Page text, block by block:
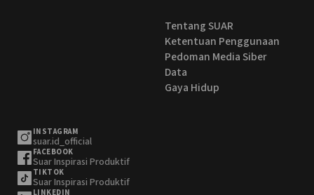
Tentang SUAR
Ketentuan Penggunaan
Pedoman Media Siber
Data
Gaya Hidup
INSTAGRAM
suar.id_official
FACEBOOK
Suar Inspirasi Produktif
TIKTOK
Suar Inspirasi Produktif
LINKEDIN